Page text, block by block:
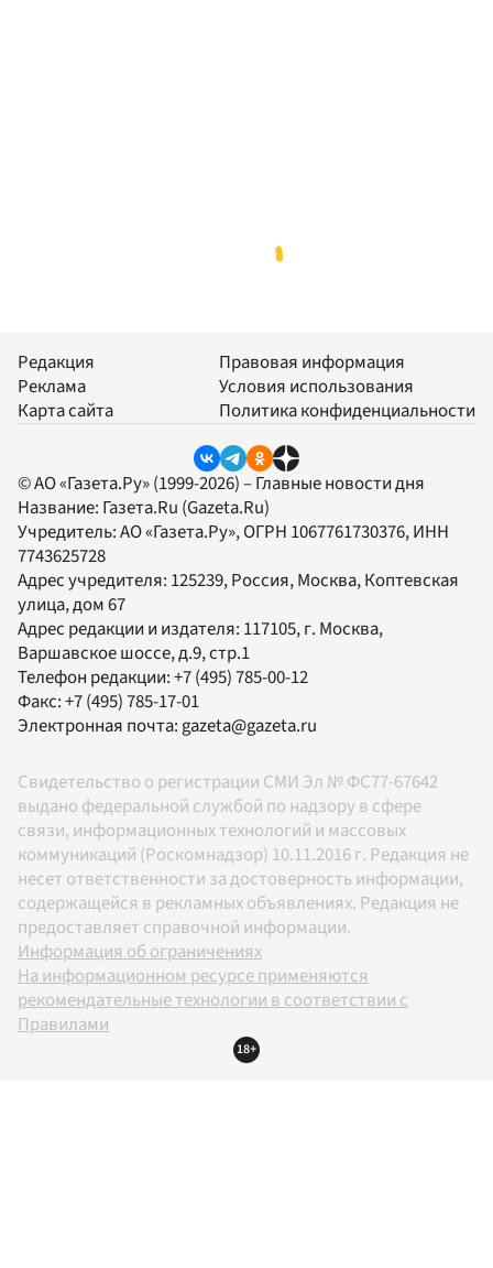
Редакция
Реклама
Карта сайта
Правовая информация
Условия использования
Политика конфиденциальности
© АО «Газета.Ру» (1999-2026) – Главные новости дня
Название: Газета.Ru (Gazeta.Ru)
Учредитель:АО «Газета.Ру», ОГРН 1067761730376, ИНН
7743625728
Адрес учредителя: 125239, Россия, Москва, Коптевская
улица, дом 67
Адрес редакции и издателя: 117105, г. Москва,
Варшавское шоссе, д.9, стр.1
Телефон редакции:+7 (495) 785-00-12
Факс:+7 (495) 785-17-01
Электронная почта:gazeta@gazeta.ru
Свидетельство о регистрации СМИ Эл № ФС77-67642
выдано федеральной службой по надзору в сфере
связи, информационных технологий и массовых
коммуникаций (Роскомнадзор) 10.11.2016 г. Редакция не
несет ответственности за достоверность информации,
содержащейся в рекламных объявлениях. Редакция не
предоставляет справочной информации.
Информация об ограничениях
На информационном ресурсе применяются
рекомендательные технологии в соответствии с
Правилами
18+